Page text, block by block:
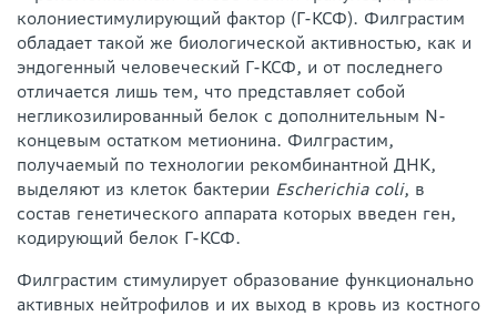
колониестимулирующий фактор (Г-КСФ). Филграстим
обладает такой же биологической активностью, как и
эндогенный человеческий Г-КСФ, и от последнего
отличается лишь тем, что представляет собой
негликозилированный белок с дополнительным N-
концевым остатком метионина. Филграстим,
получаемый по технологии рекомбинантной ДНК,
выделяют из клеток бактерии Escherichia coli, в
состав генетического аппарата которых введен ген,
кодирующий белок Г-КСФ.
Филграстим стимулирует образование функционально
активных нейтрофилов и их выход в кровь из костного